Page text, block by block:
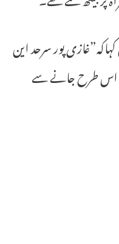
پور سرحد این
اس طرح جانے سے